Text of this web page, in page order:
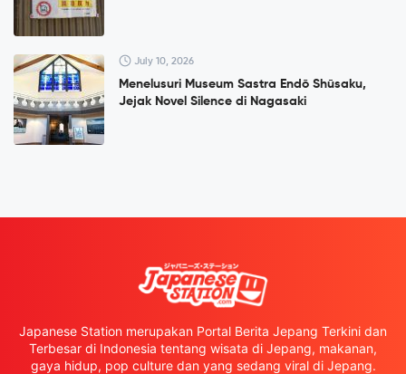
July 10, 2026
Menelusuri Museum Sastra Endō Shūsaku,
Jejak Novel Silence di Nagasaki
Japanese Station merupakan Portal Berita Jepang Terkini dan
Terbesar di Indonesia tentang wisata di Jepang, makanan,
gaya hidup, pop culture dan yang sedang viral di Jepang.